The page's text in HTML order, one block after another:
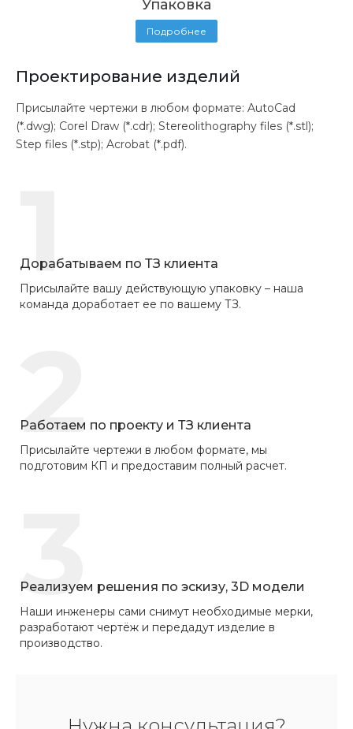
Упаковка
Подробнее
Проектирование изделий
Присылайте чертежи в любом формате: AutoCad
(*.dwg); Corel Draw (*.cdr); Stereolithography files (*.stl);
Step files (*.stp); Acrobat (*.pdf).
1
Дорабатываем по ТЗ клиента
Присылайте вашу действующую упаковку – наша
команда доработает ее по вашему ТЗ.
2
Работаем по проекту и ТЗ клиента
Присылайте чертежи в любом формате, мы
подготовим КП и предоставим полный расчет.
3
Реализуем решения по эскизу, 3D модели
Наши инженеры сами снимут необходимые мерки,
разработают чертёж и передадут изделие в
производство.